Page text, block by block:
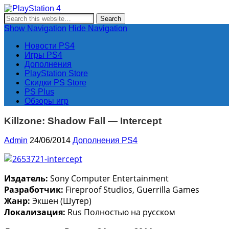
Новости и информация об игровой приставке нового
Show Navigation Hide Navigation
Новости PS4
Игры PS4
Дополнения
PlayStation Store
Скидки PS Store
PS Plus
Обзоры игр
Killzone: Shadow Fall — Intercept
Admin 24/06/2014 Дополнения PS4
Издатель: Sony Computer Entertainment
Разработчик: Fireproof Studios, Guerrilla Games
Жанр: Экшен (Шутер)
Локализация: Rus Полностью на русском